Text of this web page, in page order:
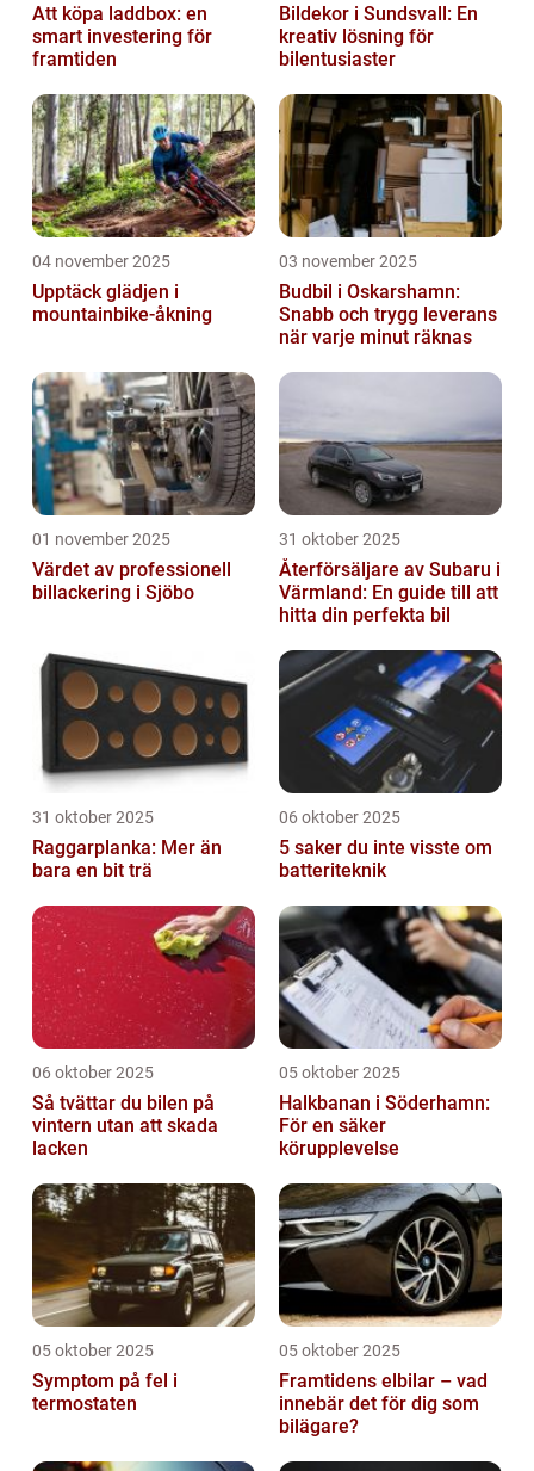
Att köpa laddbox: en
smart investering för
framtiden
Bildekor i Sundsvall: En
kreativ lösning för
bilentusiaster
04 november 2025
Upptäck glädjen i
mountainbike-åkning
03 november 2025
Budbil i Oskarshamn:
Snabb och trygg leverans
när varje minut räknas
01 november 2025
Värdet av professionell
billackering i Sjöbo
31 oktober 2025
Återförsäljare av Subaru i
Värmland: En guide till att
hitta din perfekta bil
31 oktober 2025
Raggarplanka: Mer än
bara en bit trä
06 oktober 2025
5 saker du inte visste om
batteriteknik
06 oktober 2025
Så tvättar du bilen på
vintern utan att skada
lacken
05 oktober 2025
Halkbanan i Söderhamn:
För en säker
körupplevelse
05 oktober 2025
Symptom på fel i
termostaten
05 oktober 2025
Framtidens elbilar – vad
innebär det för dig som
bilägare?